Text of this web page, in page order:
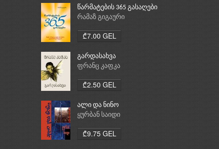
წარმატების 365 გასაღები
რამაზ გიგაური
₾7.00 GEL
გარდასახვა
ფრანც კაფკა
₾2.50 GEL
ალი და ნინო
ყურბან საიდი
₾9.75 GEL